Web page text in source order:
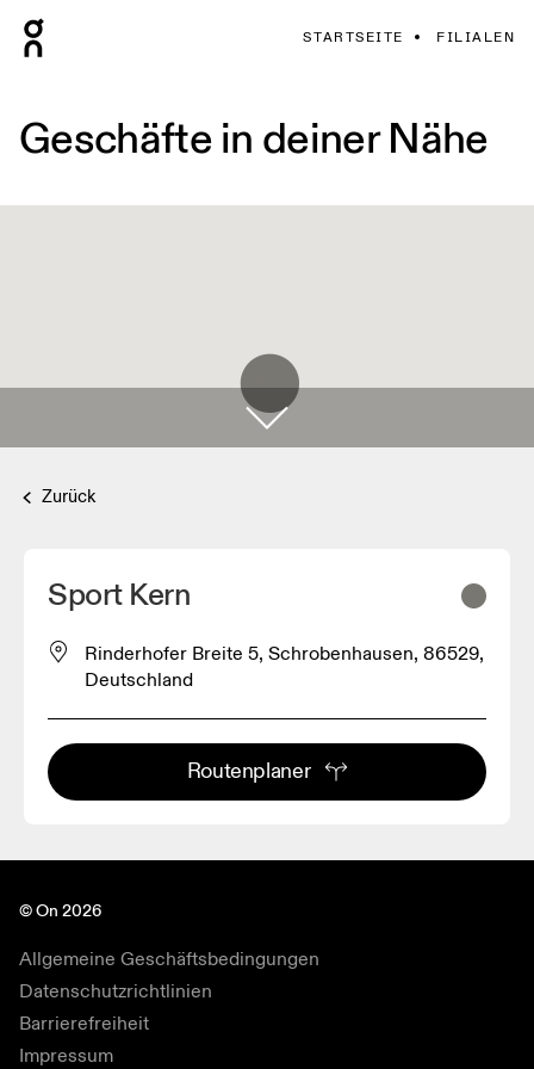
STARTSEITE FILIALEN
Geschäfte in deiner Nähe
Zurück
Sport Kern
Rinderhofer Breite 5, Schrobenhausen, 86529,
Deutschland
Routenplaner
© On 2026
Allgemeine Geschäftsbedingungen
Datenschutzrichtlinien
Barrierefreiheit
Impressum